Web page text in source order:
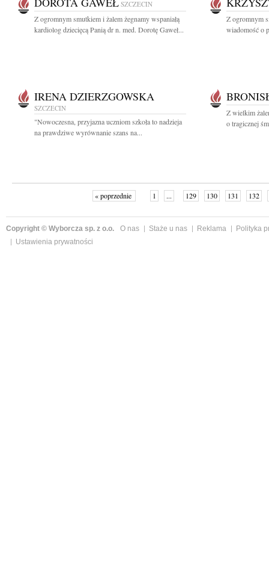
SZCZECIN
Z ogromnym smutkiem i żalem żegnamy wspaniałą
kardiolog dziecięcą Panią dr n. med. Dorotę Gaweł...
Z ogromnym
wiadomość o
IRENA DZIERZGOWSKA
SZCZECIN
"Nowoczesna, przyjazna uczniom szkoła to nadzieja
na prawdziwe wyrównanie szans na...
Z wielkim
o tragicznej
« poprzednie 1 ... 129 130 131 132
Copyright © Wyborcza sp. z o.o. O nas Staże u nas Reklama
Polityka
Ustawienia prywatności